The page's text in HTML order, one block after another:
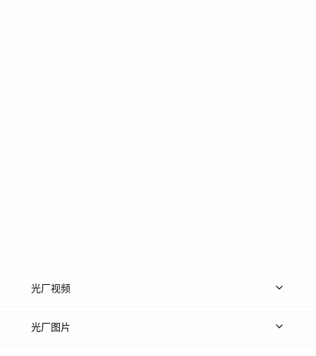
光厂视频
上传视频
光厂图片